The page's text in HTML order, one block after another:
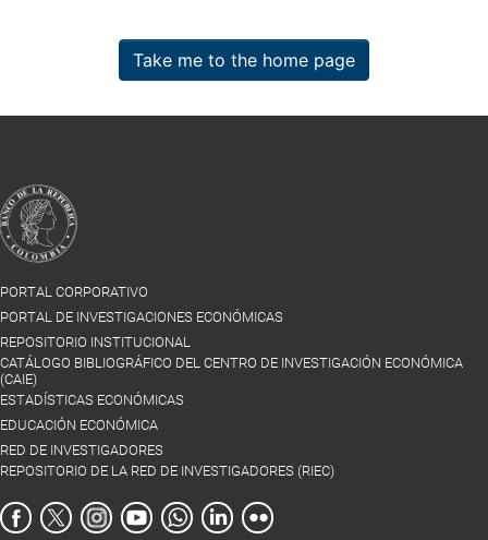
Take me to the home page
PORTAL CORPORATIVO
PORTAL DE INVESTIGACIONES ECONÓMICAS
REPOSITORIO INSTITUCIONAL
CATÁLOGO BIBLIOGRÁFICO DEL CENTRO DE INVESTIGACIÓN ECONÓMICA
(CAIE)
ESTADÍSTICAS ECONÓMICAS
EDUCACIÓN ECONÓMICA
RED DE INVESTIGADORES
REPOSITORIO DE LA RED DE INVESTIGADORES (RIEC)